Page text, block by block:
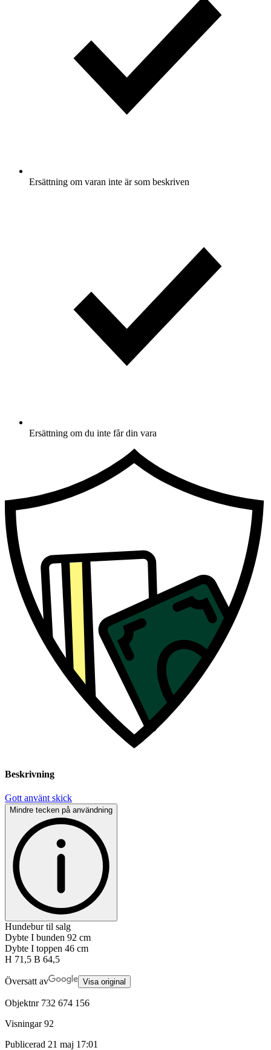
Ersättning om varan inte är som beskriven
Ersättning om du inte får din vara
Beskrivning
Gott använt skick
Mindre tecken på användning
Hundebur til salg
Dybte I bunden 92 cm
Dybte I toppen 46 cm
H 71,5 B 64,5
Översatt av Visa original
Objektnr 732 674 156
Visningar 92
Publicerad 21 maj 17:01